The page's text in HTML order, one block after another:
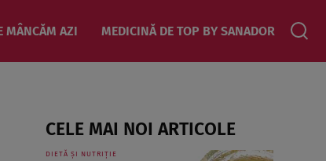
MÂNCĂM AZI MEDICINĂ DE TOP BY SANADOR
CELE MAI NOI ARTICOLE
DIETĂ ȘI NUTRIȚIE